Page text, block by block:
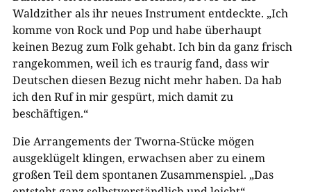
Waldzither als ihr neues Instrument entdeckte. „Ich
komme von Rock und Pop und habe überhaupt
keinen Bezug zum Folk gehabt. Ich bin da ganz frisch
rangekommen, weil ich es traurig fand, dass wir
Deutschen diesen Bezug nicht mehr haben. Da hab
ich den Ruf in mir gespürt, mich damit zu
beschäftigen.“
Die Arrangements der Tworna-Stücke mögen
ausgeklügelt klingen, erwachsen aber zu einem
großen Teil dem spontanen Zusammenspiel. „Das